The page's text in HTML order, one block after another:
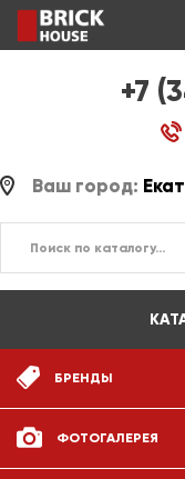
+7
Ваш город:
БРЕНДЫ
ФОТОГАЛЕРЕЯ